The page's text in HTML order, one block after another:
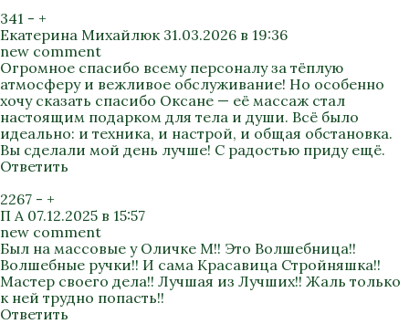
341 - +
Екатерина Михайлюк 31.03.2026 в 19:36
new comment
Огромное спасибо всему персоналу за тёплую
атмосферу и вежливое обслуживание! Но особенно
хочу сказать спасибо Оксане — её массаж стал
настоящим подарком для тела и души. Всё было
идеально: и техника, и настрой, и общая обстановка.
Вы сделали мой день лучше! С радостью приду ещё.
Ответить
2267 - +
П А 07.12.2025 в 15:57
new comment
Был на массовые у Оличке М!! Это Волшебница!!
Волшебные ручки!! И сама Красавица Стройняшка!!
Мастер своего дела!! Лучшая из Лучших!! Жаль только
к ней трудно попасть!!
Ответить